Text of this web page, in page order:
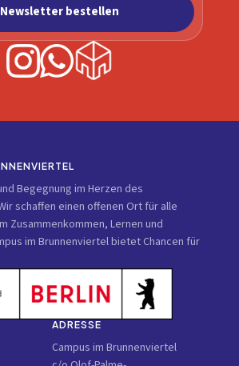
Begegnung im Herzen des
schaffen einen offenen Ort für alle
Zusammenkommen, Lernen und
im Brunnenviertel bietet Chancen für
ADRESSE
Campus im Brunnenviertel